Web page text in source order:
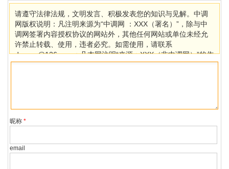
索断裂
请遵守法律法规，文明发言、积极发表您的知识与见解。中调
网版权说明：凡注明来源为“中调网 ：XXX（署名）”，除与中
调网签署内容授权协议的网站外，其他任何网站或单位未经允
许禁止转载、使用，违者必究。如需使用，请联系
dcaccn@126.com；凡本网注明“来源：XXX（非中调网）”的作
品，均转载自其它媒体，目的在于传播更多信息，其他媒体如
昵称*
email